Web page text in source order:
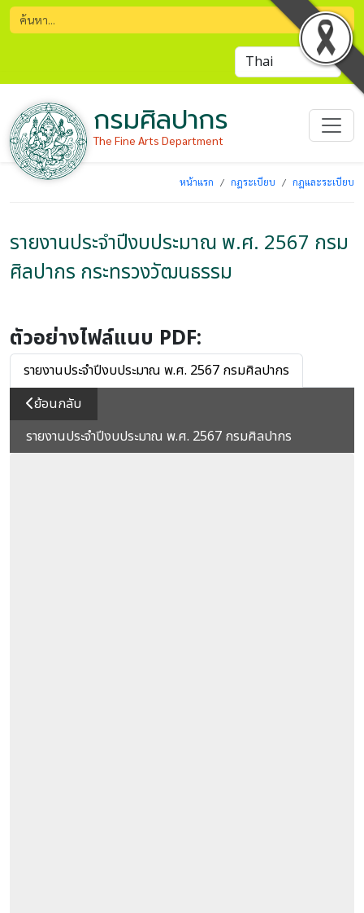
กรมศิลปากร
The Fine Arts Department
หน้าแรก กฎระเบียบ กฎและระเบียบ
รายงานประจำปีงบประมาณ พ.ศ. 2567 กรม
ศิลปากร กระทรวงวัฒนธรรม
ตัวอย่างไฟล์แนบ PDF:
รายงานประจำปีงบประมาณ พ.ศ. 2567 กรมศิลปากร
ย้อนกลับ
รายงานประจำปีงบประมาณ พ.ศ. 2567 กรมศิลปากร